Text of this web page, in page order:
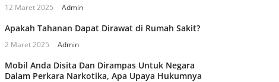
12 Maret 2025 Admin
Apakah Tahanan Dapat Dirawat di Rumah Sakit?
2 Maret 2025 Admin
Mobil Anda Disita Dan Dirampas Untuk Negara
Dalam Perkara Narkotika, Apa Upaya Hukumnya